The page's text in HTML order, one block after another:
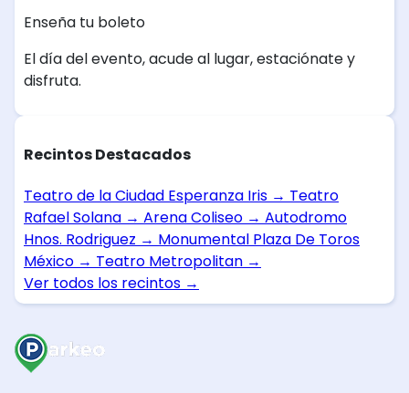
Enseña tu boleto
El día del evento, acude al lugar, estaciónate y
disfruta.
Recintos Destacados
Teatro de la Ciudad Esperanza Iris → Teatro
Rafael Solana → Arena Coliseo → Autodromo
Hnos. Rodriguez → Monumental Plaza De Toros
México → Teatro Metropolitan →
Ver todos los recintos →